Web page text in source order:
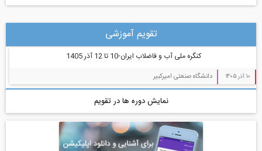
آب، راه، محیط زیست (91)
تقویم آموزشی
کنگره ملی آب و فاضلاب ایران-10 تا 12 آذر 1405
دانشگاه صنعتی امیرکبیر
نمایش دوره ها در تقویم